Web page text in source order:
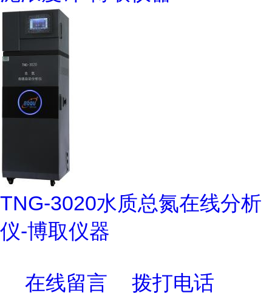
TNG-3020水质总氮在线分析
仪-博取仪器
在线留言 拨打电话